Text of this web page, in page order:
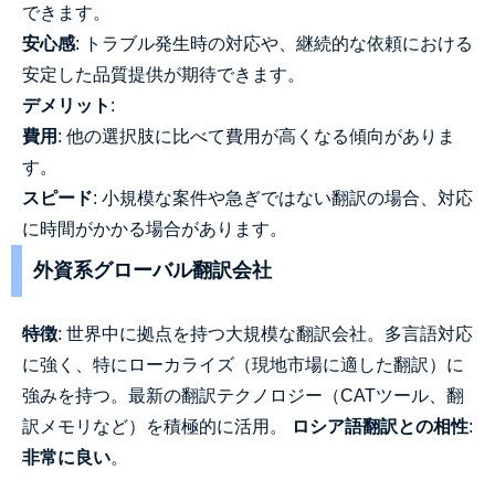
できます。
安心感: トラブル発生時の対応や、継続的な依頼における
安定した品質提供が期待できます。
デメリット :
費用 : 他の選択肢に比べて費用が高くなる傾向がありま
す。
スピード: 小規模な案件や急ぎではない翻訳の場合、対応
に時間がかかる場合があります。
外資系グローバル翻訳会社
特徴: 世界中に拠点を持つ大規模な翻訳会社。多言語対応
に強く、特にローカライズ（現地市場に適した翻訳）に
強みを持つ。最新の翻訳テクノロジー（CATツール、翻
訳メモリなど）を積極的に活用。
ロシア語翻訳との相性:
非常に良い。